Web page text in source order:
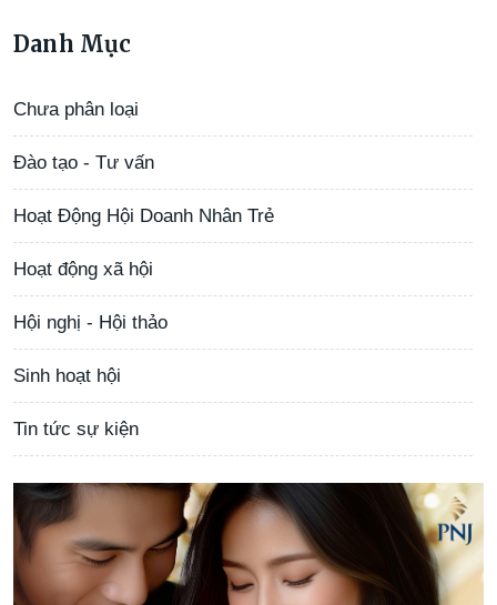
Danh Mục
Chưa phân loại
Đào tạo - Tư vấn
Hoạt Động Hội Doanh Nhân Trẻ
Hoạt động xã hội
Hội nghị - Hội thảo
Sinh hoạt hội
Tin tức sự kiện